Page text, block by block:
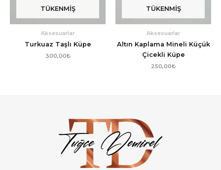
TÜKENMIŞ
Aksesuarlar
Turkuaz Taşlı Küpe
300,00₺
TÜKENMIŞ
Aksesuarlar
Altın Kaplama Mineli Küçük
Çicekli Küpe
250,00₺